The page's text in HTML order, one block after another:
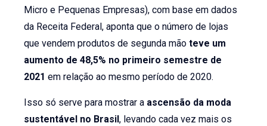
Micro e Pequenas Empresas), com base em dados
da Receita Federal, aponta que o número de lojas
que vendem produtos de segunda mãoteve um
aumento de 48,5% no primeiro semestre de
2021 em relação ao mesmo período de 2020.
Isso só serve para mostrar a ascensão da moda
sustentável no Brasil, levando cada vez mais os